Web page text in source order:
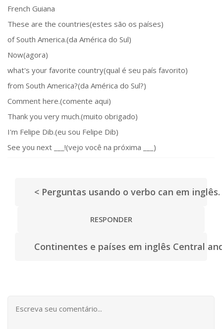
French Guiana
These are the countries(estes são os países)
of South America.(da América do Sul)
Now(agora)
what's your favorite country(qual é seu país favorito)
from South America?(da América do Sul?)
Comment here.(comente aqui)
Thank you very much.(muito obrigado)
I'm Felipe Dib.(eu sou Felipe Dib)
See you next ___!(vejo você na próxima ___)
< Perguntas usando o verbo can em inglês.
RESPONDER
Continentes e países em inglês Central